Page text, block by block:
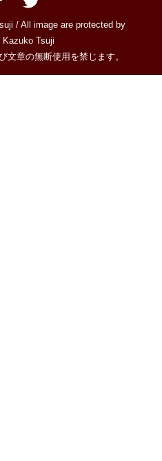
/ All image are protected by
Tsuji
文章の無断使用を禁じます。